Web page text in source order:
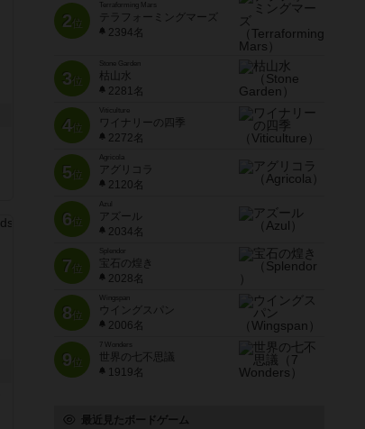
2位
Terraforming Mars
テラフォーミングマーズ
2394名
3位
Stone Garden
枯山水
2281名
4位
Viticulture
ワイナリーの四季
2272名
5位
Agricola
アグリコラ
2120名
6位
Azul
アズール
2034名
7位
宝石の煌き
2028名
8位
Wingspan
ウイングスパン
2006名
9位
7 Wonders
世界の七不思議
1919名
最近見たボードゲーム